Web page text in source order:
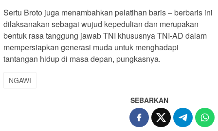
Sertu Broto juga menambahkan pelatihan baris – berbaris ini
dilaksanakan sebagai wujud kepedulian dan merupakan
bentuk rasa tanggung jawab TNI khususnya TNI-AD dalam
mempersiapkan generasi muda untuk menghadapi
tantangan hidup di masa depan, pungkasnya.
NGAWI
SEBARKAN